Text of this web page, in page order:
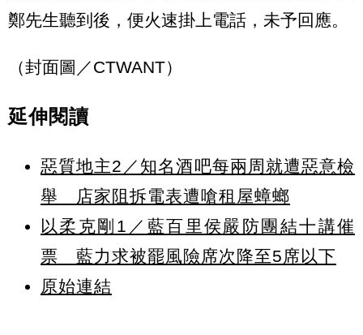
鄭先生聽到後，便火速掛上電話，未予回應。
（封面圖／CTWANT）
延伸閱讀
惡質地主2／知名酒吧每兩周就遭惡意檢
舉 店家阻拆電表遭嗆租屋蟑螂
以柔克剛1／藍百里侯嚴防團結十講催
票 藍力求被罷風險席次降至5席以下
原始連結